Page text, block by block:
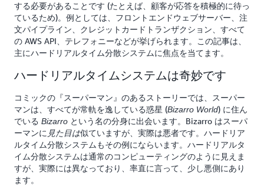
する必要があることです (たとえば、顧客が応答を積極的に待っ
ているため)。例としては、フロントエンドウェブサーバー、注
文パイプライン、クレジットカードトランザクション、すべて
の AWS API、テレフォニーなどが挙げられます。この記事は、
主にハードリアルタイム分散システムに焦点を当てます。
ハードリアルタイムシステムは奇妙です
コミックの『スーパーマン』のあるストーリーでは、スーパー
マンは、すべてが常軌を逸している惑星 (Bizarro World) に住ん
でいる Bizarro という名の分身に出会います。Bizarro はスーパ
ーマンに 見た目は似ていますが、実際は悪者です。ハードリア
ルタイム分散システムもその例にならいます。ハードリアルタ
イム分散システムは通常のコンピューティングのように見えま
すが、実際には異なっており、率直に言って、少し悪側にあり
ます。